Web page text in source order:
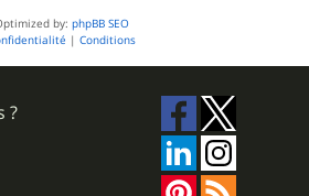
by: phpBB SEO
| Conditions
?